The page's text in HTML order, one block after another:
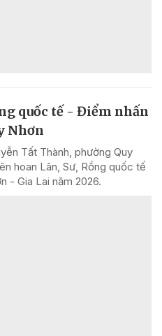
quốc tế - Điểm nhấn
Nhơn
Tất Thành, phường Quy
hoan Lân, Sư, Rồng quốc tế
- Gia Lai năm 2026.